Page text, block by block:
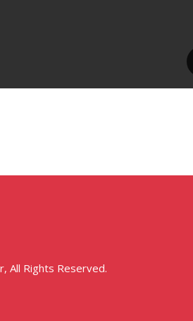
All Rights Reserved.